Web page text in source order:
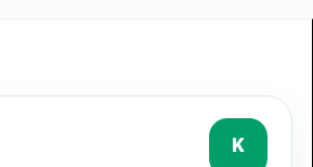
فایل اکسل قرارداد در سازمان
تعریف فایل اکسل قرارداد K